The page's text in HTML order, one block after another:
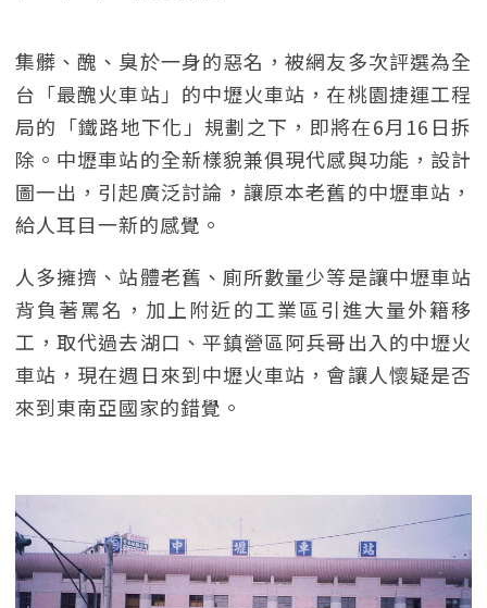
集髒、醜、臭於一身的惡名，被網友多次評選為全
台「最醜火車站」的中壢火車站，在桃園捷運工程
局的「鐵路地下化」規劃之下，即將在6月16日拆
除。中壢車站的全新樣貌兼俱現代感與功能，設計
圖一出，引起廣泛討論，讓原本老舊的中壢車站，
給人耳目一新的感覺。
人多擁擠、站體老舊、廁所數量少等是讓中壢車站
背負著罵名，加上附近的工業區引進大量外籍移
工，取代過去湖口、平鎮營區阿兵哥出入的中壢火
車站，現在週日來到中壢火車站，會讓人懷疑是否
來到東南亞國家的錯覺。